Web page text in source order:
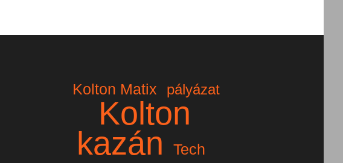
Kolton Matix pályázat
Kolton
kazán
Tech